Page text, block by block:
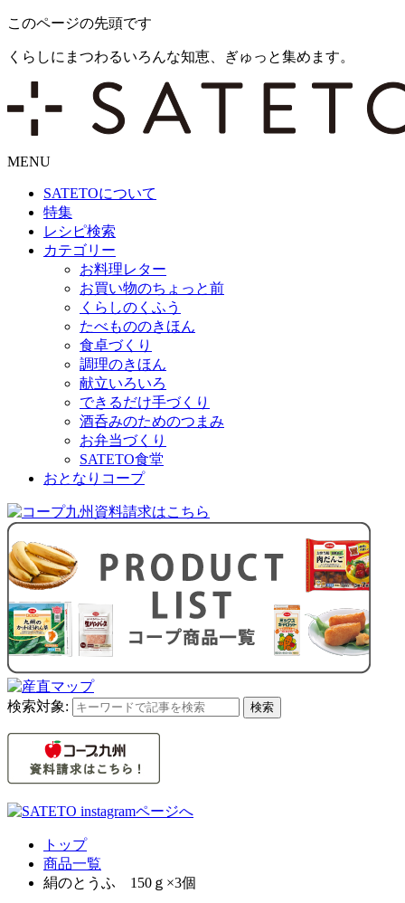
このページの先頭です
くらしにまつわるいろんな知恵、ぎゅっと集めます。
MENU
SATETOについて
特集
レシピ検索
カテゴリー
お料理レター
お買い物のちょっと前
くらしのくふう
たべもののきほん
食卓づくり
調理のきほん
献立いろいろ
できるだけ手づくり
酒呑みのためのつまみ
お弁当づくり
SATETO食堂
おとなりコープ
検索対象: 検索
トップ
商品一覧
絹のとうふ 150ｇ×3個